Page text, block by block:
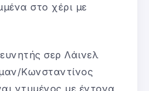
στο χέρι με
σερ Λάινελ
Κωνσταντίνος
ντυμένος με έντονα